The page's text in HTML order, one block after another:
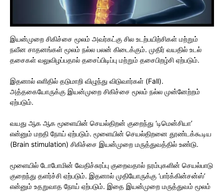
இயன்முறை சிகிச்சை மூலம் அவர்கட்கு சில உடற்பயிற்சிகள் மற்றும்
நவீன சாதனங்கள் மூலம் நல்ல பலன் கிடைக்கும். முதிர் வயதில் உடல்
தசைகள் வலுவிழப்பதால் தசைப்பிடிப்பு மற்றும் தசைபிறழ்சி ஏற்படும்.
இதனால் எளிதில் தடுமாறி விழுந்து விடுவார்கள் (Fall).
அத்தகையோருக்கு இயன்முறை சிகிச்சை மூலம் நல்ல முன்னேற்றம்
ஏற்படும்.
வயது ஆக ஆக மூளையின் செயல்திறன் குறைந்து ‘டிமென்சியா’
என்னும் மறதி நோய் ஏற்படும். மூளையின் செயல்திறனை தூண்டக்கூடிய
(Brain stimulation) சிகிச்சை இயன்முறை மருத்துவத்தில் உண்டு.
மூளையில் டோபோமின் வேதிச்சுரப்பு குறைவதால் நரம்புகளின் செயல்பாடு
குறைந்து தளர்ச்சி ஏற்படும். இதனால் முதியோருக்கு ‘பார்க்கின்சன்ஸ்’
என்னும் உதறுவாத நோய் ஏற்படும். இதை இயன்முறை மருத்துவம் மூலம்